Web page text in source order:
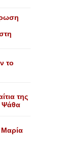
το
της
Ψάθα